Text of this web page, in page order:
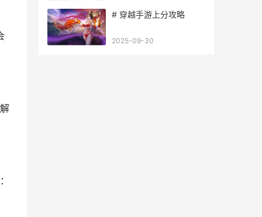
# 穿越手游上分攻略
2025-09-30